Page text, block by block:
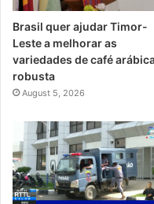
Brasil quer ajudar Timor-
Leste a melhorar as
variedades de café
robusta
August 5, 2026